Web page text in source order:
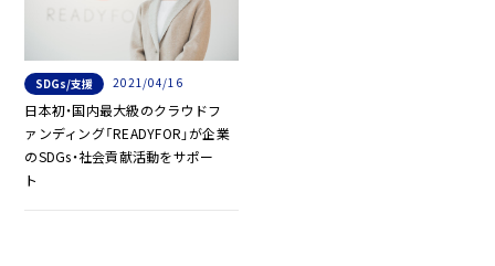
SDGs/支援 2021/04/16
日本初・国内最大級のクラウドフ
ァンディング「READYFOR」が企業
のSDGs・社会貢献活動をサポー
ト